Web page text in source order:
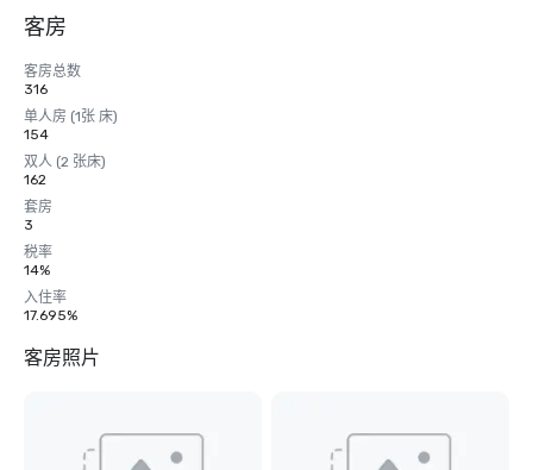
客房
客房总数
316
单人房 (1张 床)
154
双人 (2 张床)
162
套房
3
税率
14%
入住率
17.695%
客房照片